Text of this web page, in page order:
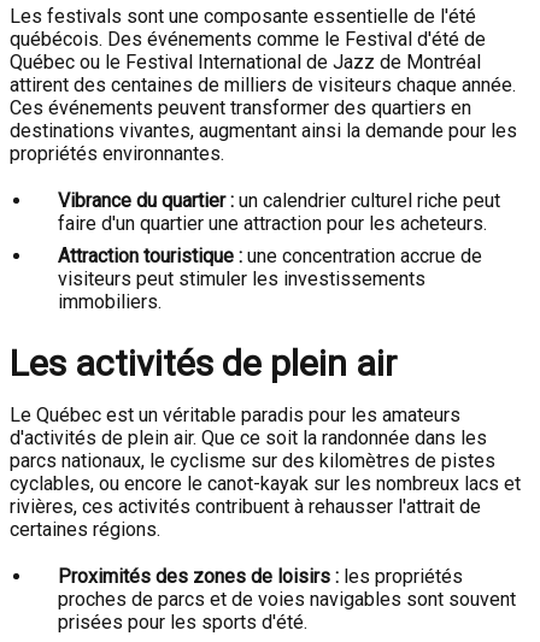
Les festivals sont une composante essentielle de l'été
québécois. Des événements comme le Festival d'été de
Québec ou le Festival International de Jazz de Montréal
attirent des centaines de milliers de visiteurs chaque année.
Ces événements peuvent transformer des quartiers en
destinations vivantes, augmentant ainsi la demande pour les
propriétés environnantes.
Vibrance du quartier : un calendrier culturel riche peut
faire d'un quartier une attraction pour les acheteurs.
Attraction touristique : une concentration accrue de
visiteurs peut stimuler les investissements
immobiliers.
Les activités de plein air
Le Québec est un véritable paradis pour les amateurs
d'activités de plein air. Que ce soit la randonnée dans les
parcs nationaux, le cyclisme sur des kilomètres de pistes
cyclables, ou encore le canot-kayak sur les nombreux lacs et
rivières, ces activités contribuent à rehausser l'attrait de
certaines régions.
Proximités des zones de loisirs : les propriétés
proches de parcs et de voies navigables sont souvent
prisées pour les sports d'été.